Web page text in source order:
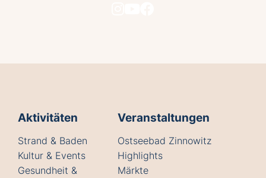
Aktivitäten
Strand & Baden
Kultur & Events
Gesundheit &
Veranstaltungen
Ostseebad Zinnowitz
Highlights
Märkte